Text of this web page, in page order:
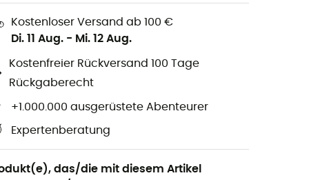
Kostenloser Versand ab 100 €
Di. 11 Aug. - Mi. 12 Aug.
Kostenfreier Rückversand 100 Tage
Rückgaberecht
+1.000.000 ausgerüstete Abenteurer
Expertenberatung
das/die mit diesem Artikel